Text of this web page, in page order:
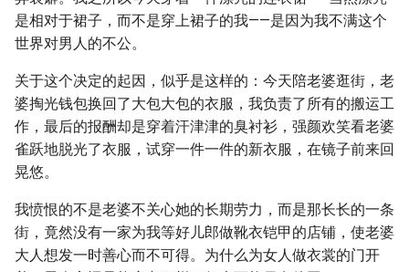
是相对于裙子，而不是穿上裙子的我——是因为我不满这个
世界对男人的不公。
关于这个决定的起因，似乎是这样的：今天陪老婆逛街，老
婆掏光钱包换回了大包大包的衣服，我负责了所有的搬运工
作，最后的报酬却是穿着汗津津的臭衬衫，强颜欢笑看老婆
雀跃地脱光了衣服，试穿一件一件的新衣服，在镜子前来回
晃悠。
我愤恨的不是老婆不关心她的长期劳力，而是那长长的一条
街，竟然没有一家为我等好儿郎做靴衣铠甲的店铺，使老婆
大人想发一时善心而不可得。为什么为女人做衣裳的门开